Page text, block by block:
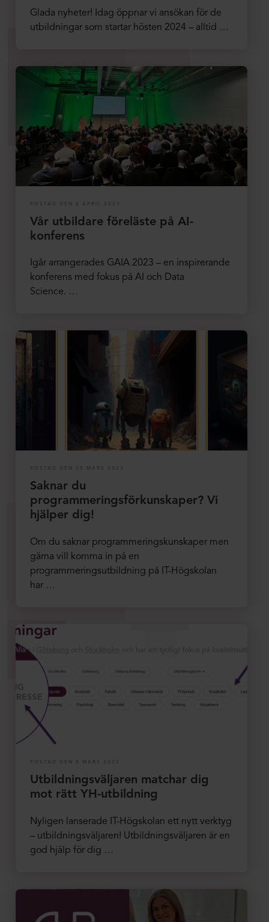
Glada nyheter! Idag öppnar vi ansökan för de
utbildningar som startar hösten 2024 – alltid …
POSTAD DEN 6 APRIL 2023
Vår utbildare föreläste på AI-
konferens
Igår arrangerades GAIA 2023 – en inspirerande
konferens med fokus på AI och Data
Science. …
POSTAD DEN 20 MARS 2023
Saknar du
programmeringsförkunskaper? Vi
hjälper dig!
Om du saknar programmeringskunskaper men
gärna vill komma in på en
programmeringsutbildning på IT-Högskolan
har …
POSTAD DEN 8 MARS 2023
Utbildningsväljaren matchar dig
mot rätt YH-utbildning
Nyligen lanserade IT-Högskolan ett nytt verktyg
– utbildningsväljaren! Utbildningsväljaren är en
god hjälp för dig …